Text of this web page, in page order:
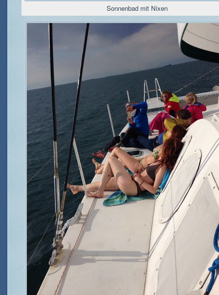
Sonnenbad mit Nixen